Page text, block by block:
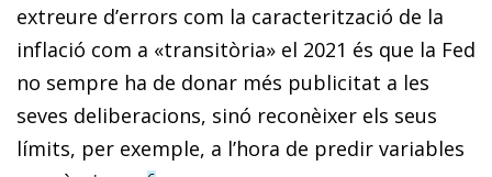
extreure d’errors com la caracterització de la
inflació com a «transitòria» el 2021 és que la Fed
no sempre ha de donar més publicitat a les
seves deliberacions, sinó reconèixer els seus
límits, per exemple, a l’hora de predir variables